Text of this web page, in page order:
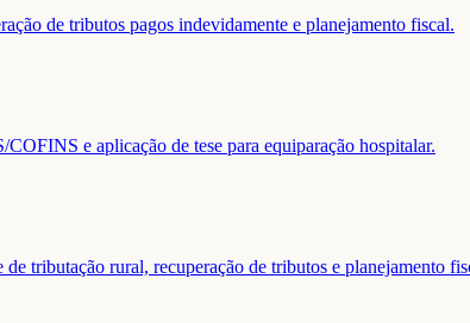
de tributos pagos indevidamente e planejamento fiscal.
e aplicação de tese para equiparação hospitalar.
tributação rural, recuperação de tributos e planejamento